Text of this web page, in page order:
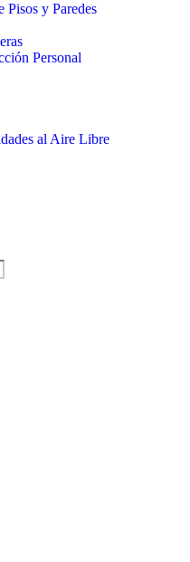
Pisos y Paredes
Personal
al Aire Libre